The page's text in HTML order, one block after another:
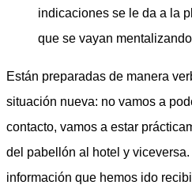
indicaciones se le da a la
que se vayan
Están preparadas de manera
situación nueva: no vamos a
contacto, vamos a estar
del pabellón al hotel y viceversa.
información que hemos ido